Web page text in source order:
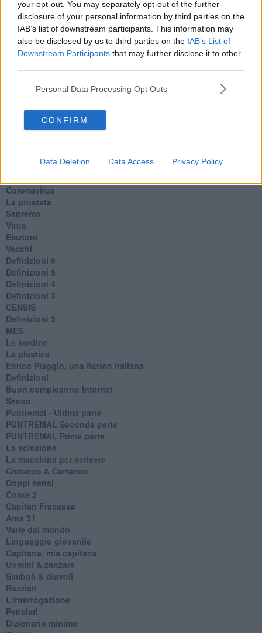
your opt-out. You may separately opt-out of the further
disclosure of your personal information by third parties on the
IAB’s list of downstream participants. This information may
also be disclosed by us to third parties on the IAB’s List of
Downstream Participants that may further disclose it to other
Personal Data Processing Opt Outs
CONFIRM
Data Deletion Data Access Privacy Policy
​Il grande vuoto
​La guerra dei mondi
Marciare non marcire
Fase due
L’Agorà
Congiunti
​Lettera sulla felicità
​Lettera sul tempo
Lettera semiconfidenziale al Presidente
Pensieri per dopo
​Pensieri in libera uscita
Pandemia
Coronavirus
La prostata
Sanremo
Virus
Elezioni
Vecchi
Definizioni 6
Definizioni 5
Definizioni 4
Definizioni 3
CENSIS
​Definizioni 2
MES
Le sardine
La plastica
​Enrico Piaggio, una fiction italiana
Definizioni
​Buon compleanno Internet
Senso
Puntremal - Ultima parte
PUNTREMAL Seconda parte
​PUNTREMAL Prima parte
La scissione
La macchina per scrivere
Cretaceo & Cartaceo
Doppi sensi
​Conte 2
​Capitan Fracassa
​Area 51
Varie dal mondo
​Linguaggio giovanile
​Capitana, mia capitana
Uomini & zanzare
​Simboli & diavoli
Razzisti
​L’interrogazione
Pensieri
​Dizionario minimo